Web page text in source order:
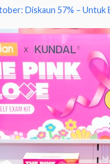
Diskaun 57% – Untuk